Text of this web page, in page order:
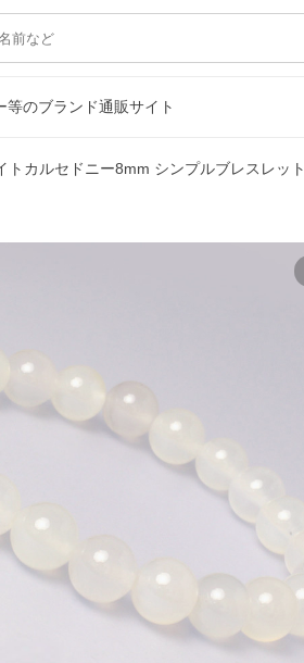
のブランド通販サイト
トカルセドニー8mm シンプルブレスレット